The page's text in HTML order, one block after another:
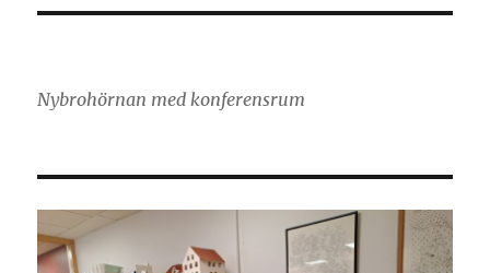
Nybrohörnan med konferensrum